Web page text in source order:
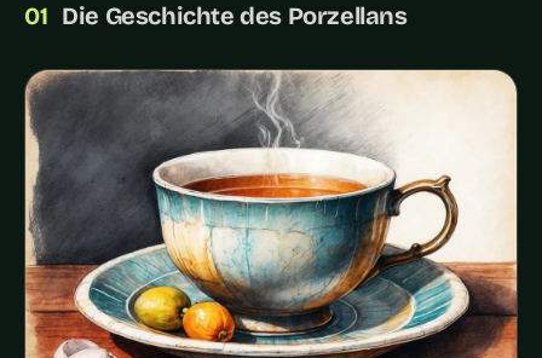
Die Geschichte des Porzellans